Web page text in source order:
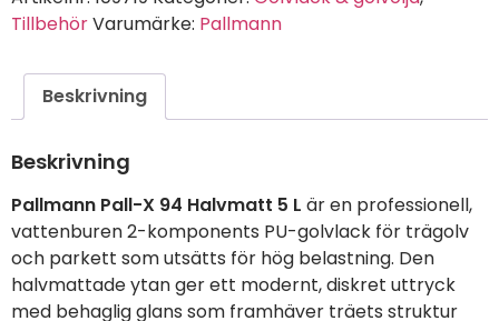
TillbehörVarumärke: Pallmann
Beskrivning
Beskrivning
Pallmann Pall-X 94 Halvmatt 5 L är en professionell,
vattenburen 2-komponents PU-golvlack för trägolv
och parkett som utsätts för hög belastning. Den
halvmattade ytan ger ett modernt, diskret uttryck
med behaglig glans som framhäver träets struktur